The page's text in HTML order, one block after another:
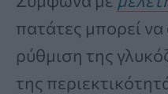
πατάτες μπορεί
ρύθμιση της
της